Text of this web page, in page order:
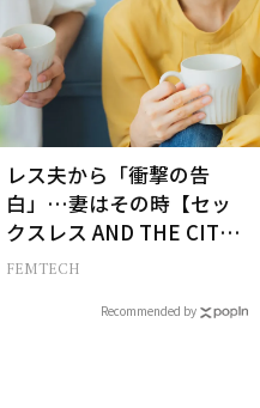
レス夫から「衝撃の告
白」…妻はその時【セッ
クスレス AND THE CITY -
女たちの告白-】
FEMTECH
Recommended by